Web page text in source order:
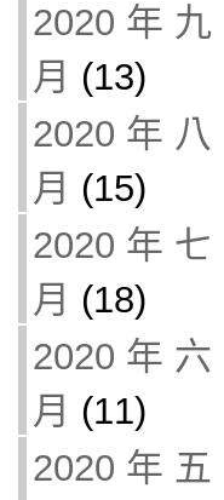
2020 年 九
月 (13)
2020 年 八
月 (15)
2020 年 七
月 (18)
2020 年 六
月 (11)
2020 年 五